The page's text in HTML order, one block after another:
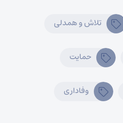
تلاش و همدلی
حمایت
وفاداری